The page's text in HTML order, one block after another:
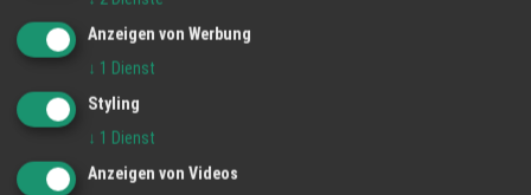
Hotel und Gastronomie
Gesundheit und Wellness
Termine, Veranstaltungen und Events
Anzeigen von Werbung
↓ 1 Dienst
Styling
↓ 1 Dienst
Anzeigen von Videos